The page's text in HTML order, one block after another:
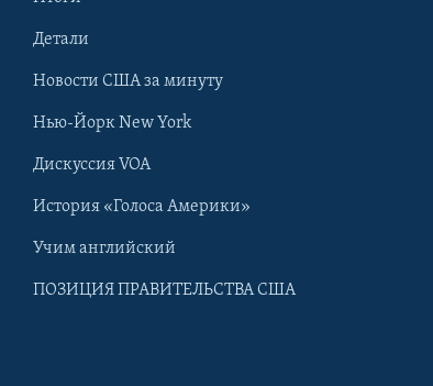
Детали
Новости США за минуту
Нью-Йорк New York
Дискуссия VOA
История «Голоса Америки»
Учим английский
ПОЗИЦИЯ ПРАВИТЕЛЬСТВА США